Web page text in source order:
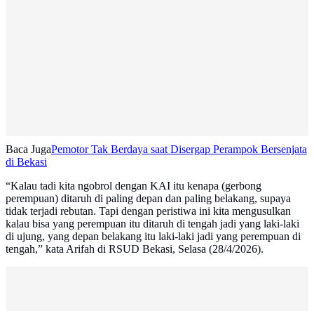
Baca JugaPemotor Tak Berdaya saat Disergap Perampok Bersenjata
di Bekasi
“Kalau tadi kita ngobrol dengan KAI itu kenapa (gerbong
perempuan) ditaruh di paling depan dan paling belakang, supaya
tidak terjadi rebutan. Tapi dengan peristiwa ini kita mengusulkan
kalau bisa yang perempuan itu ditaruh di tengah jadi yang laki-laki
di ujung, yang depan belakang itu laki-laki jadi yang perempuan di
tengah,” kata Arifah di RSUD Bekasi, Selasa (28/4/2026).